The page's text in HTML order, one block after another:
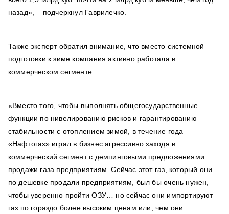
назад», – подчеркнул Гаврилечко.
Также эксперт обратил внимание, что вместо системной
подготовки к зиме компания активно работала в
коммерческом сегменте.
«Вместо того, чтобы выполнять общегосударственные
функции по нивелированию рисков и гарантированию
стабильности с отоплением зимой, в течение года
«Нафтогаз» играл в бизнес агрессивно заходя в
коммерческий сегмент с демпинговыми предложениями
продажи газа предприятиям. Сейчас этот газ, который они
по дешевке продали предприятиям, был бы очень нужен,
чтобы уверенно пройти ОЗУ… но сейчас они импортируют
газ по гораздо более высоким ценам или, чем они